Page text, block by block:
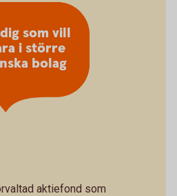
aktiefond som
som vill
i större
bolag